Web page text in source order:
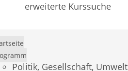
erweiterte Kurssuche
Politik, Gesellschaft, Umwelt